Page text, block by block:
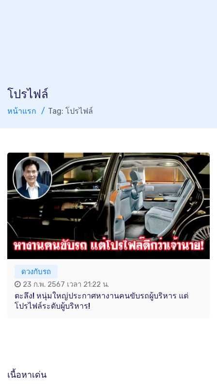
โปรไฟล์
หน้าแรก Tag: โปรไฟล์
ดวงกับรถ
23 ก.พ. 2567 เวลา 21:22 น.
ตะลึง! หนุ่มใหญ่ประกาศหางานคนขับรถผู้บริหาร แต่
โปรไฟล์ระดับผู้บริหาร!
เนื้อหาเด่น